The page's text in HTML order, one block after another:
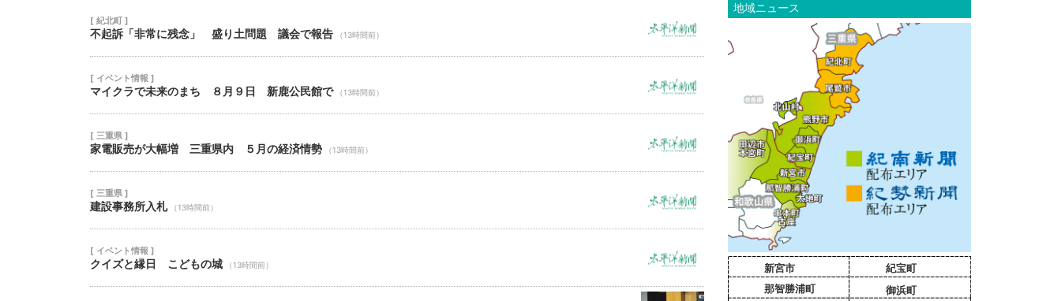
[ 紀北町 ]
不起訴「非常に残念」 盛り土問題 議会で報告 （13時間前）
[ イベント情報 ]
マイクラで未来のまち ８月９日 新鹿公民館で （13時間前）
[ 三重県 ]
家電販売が大幅増 三重県内 ５月の経済情勢 （13時間前）
[ 三重県 ]
建設事務所入札 （13時間前）
[ イベント情報 ]
クイズと縁日 こどもの城 （13時間前）
地域ニュース
新宮市
那智勝浦町
紀宝町
御浜町